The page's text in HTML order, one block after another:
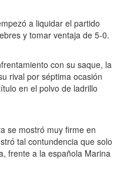
a liquidar el partido
y tomar ventaja de 5-0.
con su saque, la
rival por séptima ocasión
en el polvo de ladrillo
se mostró muy firme en
tal contundencia que solo
frente a la española Marina